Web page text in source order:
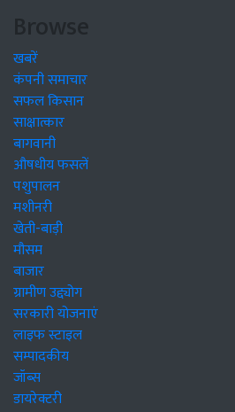
Browse
खबरें
कंपनी समाचार
सफल किसान
साक्षात्कार
बागवानी
औषधीय फसलें
पशुपालन
मशीनरी
खेती-बाड़ी
मौसम
बाजार
ग्रामीण उद्द्योग
सरकारी योजनाएं
लाइफ स्टाइल
सम्पादकीय
जॉब्स
डायरेक्टरी